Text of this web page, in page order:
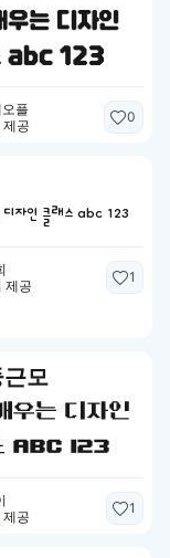
우는 디자인
abc 123
플
제공
0
자인 클래스 abc 123
제공
1
모
우는 디자인
abc 123
제공
1